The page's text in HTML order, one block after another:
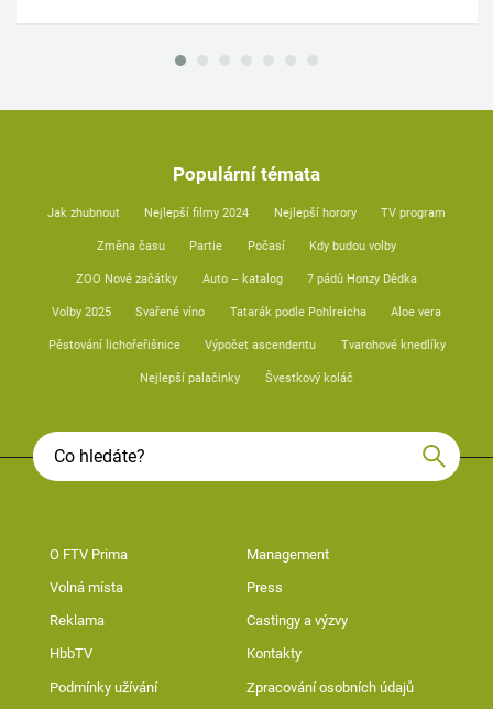
Populární témata
Jak zhubnout Nejlepší filmy 2024 Nejlepší horory TV program
Změna času Partie Počasí Kdy budou volby
ZOO Nové začátky Auto – katalog 7 pádů Honzy Dědka
Volby 2025 Svařené víno Tatarák podle Pohlreicha Aloe vera
Pěstování lichořeřišnice Výpočet ascendentu Tvarohové knedlíky
Nejlepší palačinky Švestkový koláč
O FTV Prima Management
Volná místa Press
Reklama Castingy a výzvy
HbbTV Kontakty
Podmínky užívání Zpracování osobních údajů